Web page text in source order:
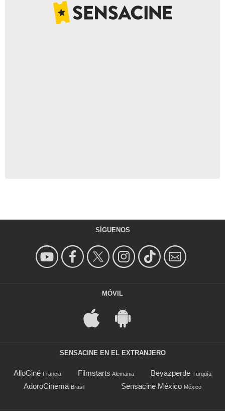
SÍGUENOS
MÓVIL
SENSACINE EN EL EXTRANJERO
AlloCiné Francia Filmstarts Alemania Beyazperde Turquía
AdoroCinema Brasil Sensacine México México